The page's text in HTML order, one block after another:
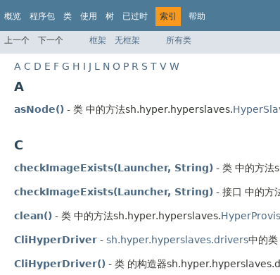
概览 程序包 类 使用 树 已过时 索引 帮助
上一个 下一个 框架 无框架 所有类
A C D E F G H I J L N O P R S T V W
A
asNode() - 类 中的方法sh.hyper.hyperslaves.
C
checkImageExists(Launcher, String) - 类 中的方
checkImageExists(Launcher, String) - 接口 中的
clean() - 类 中的方法sh.hyper.hyperslaves.
CliHyperDriver - sh.hyper.hyperslaves.drivers中的类
CliHyperDriver() - 类 的构造器